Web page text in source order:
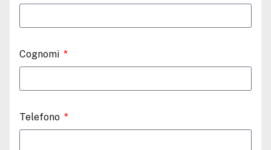
Cognomi
Telefono